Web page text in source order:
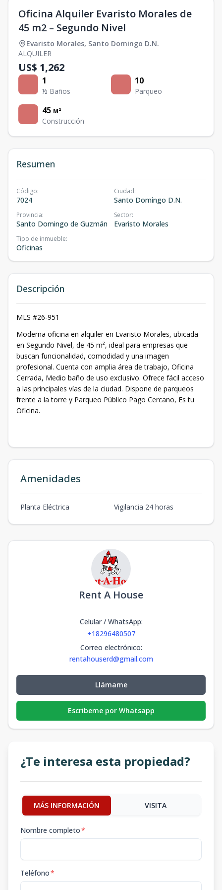
Oficina Alquiler Evaristo Morales de
45 m2 – Segundo Nivel
Evaristo Morales, Santo Domingo D.N.
ALQUILER
US$ 1,262
1
½ Baños
10
Parqueo
45 M²
Construcción
Resumen
Código:
7024
Ciudad:
Santo Domingo D.N.
Provincia:
Santo Domingo de Guzmán
Sector:
Evaristo Morales
Tipo de inmueble:
Oficinas
Descripción
MLS #26-951
Moderna oficina en alquiler en Evaristo Morales, ubicada
en Segundo Nivel, de 45 m², ideal para empresas que
buscan funcionalidad, comodidad y una imagen
profesional. Cuenta con amplia área de trabajo, Oficina
Cerrada, Medio baño de uso exclusivo. Ofrece fácil acceso
a las principales vías de la ciudad. Dispone de parqueos
frente a la torre y Parqueo Público Pago Cercano, Es tu
Oficina.
Amenidades
Planta Eléctrica Vigilancia 24 horas
Rent A House
Celular / WhatsApp:
+18296480507
Correo electrónico:
rentahouserd@gmail.com
Llámame
Escribeme por Whatsapp
¿Te interesa esta propiedad?
MÁS INFORMACIÓN VISITA
Nombre completo*
Teléfono*